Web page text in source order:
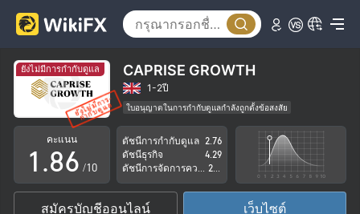
ยังไม่มีการกำกับดูแล CAPRISE GROWTH
1-2ปี
ใบอนุญาตในการกำกับดูแลกำลังถูกตั้งข้อสงสัย
กลุ่มธุรกิจที่ต้องสงสัย
ระวังความเสี่ยงอันตรายที่อาจจะซ่อนอยู่
คะแนน
0
1
2
.
4
5
6
7
8
9
2
3
4
5
6
7
/10
ดัชนีการกำกับดูแล 2.76
ดัชนีธุรกิจ
4.29
สมัครบัญชีออนไลน์ เว็บไซต์